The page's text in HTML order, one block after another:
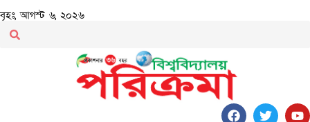
বৃহঃ, আগস্ট ৬, ২০২৬